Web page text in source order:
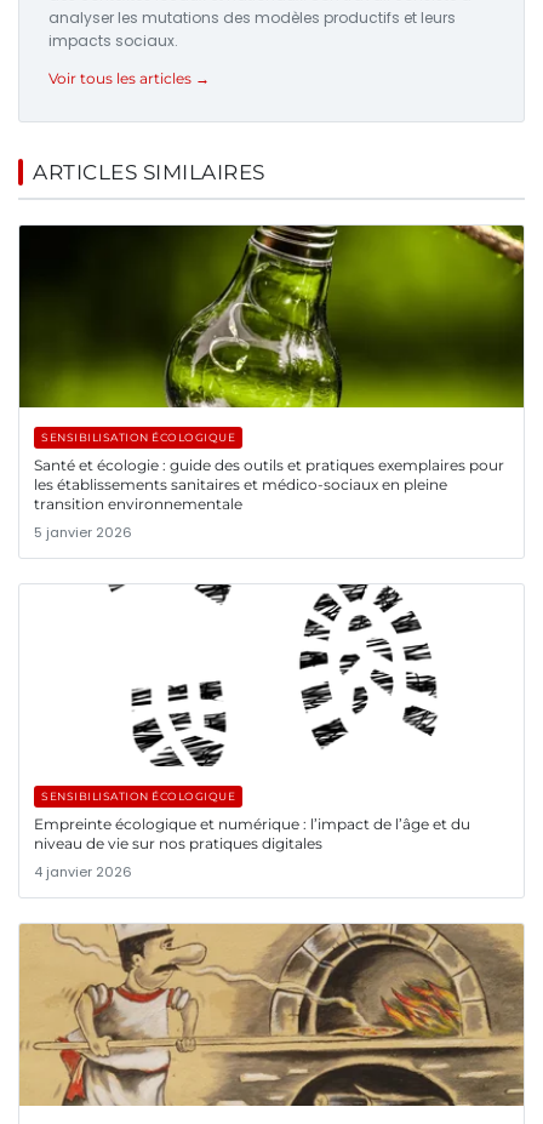
analyser les mutations des modèles productifs et leurs
impacts sociaux.
Voir tous les articles →
ARTICLES SIMILAIRES
SENSIBILISATION ÉCOLOGIQUE
Santé et écologie : guide des outils et pratiques exemplaires pour
les établissements sanitaires et médico-sociaux en pleine
transition environnementale
5 janvier 2026
SENSIBILISATION ÉCOLOGIQUE
Empreinte écologique et numérique : l’impact de l’âge et du
niveau de vie sur nos pratiques digitales
4 janvier 2026